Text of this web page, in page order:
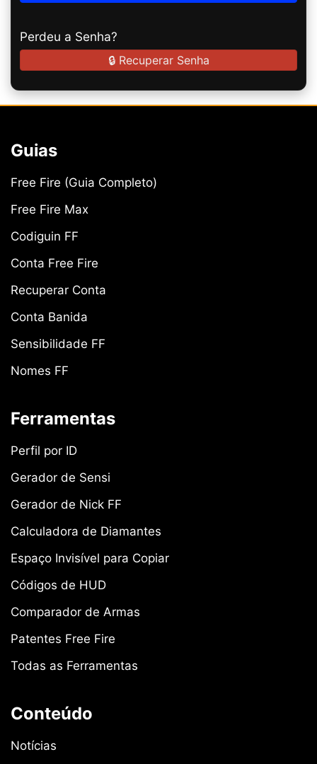
Perdeu a Senha?
🔒 Recuperar Senha
Guias
Free Fire (Guia Completo)
Free Fire Max
Codiguin FF
Conta Free Fire
Recuperar Conta
Conta Banida
Sensibilidade FF
Nomes FF
Ferramentas
Perfil por ID
Gerador de Sensi
Gerador de Nick FF
Calculadora de Diamantes
Espaço Invisível para Copiar
Códigos de HUD
Comparador de Armas
Patentes Free Fire
Todas as Ferramentas
Conteúdo
Notícias